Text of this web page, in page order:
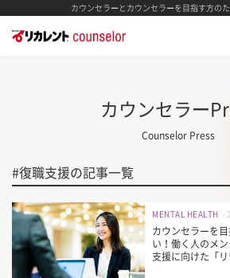
カウンセラーとカウンセラーを目指す方の
カウンセラー
Counselor Press
#復職支援の記事一覧
MENTAL HEALTH -
カウンセラーを
い！働く人のメ
支援に向けた「